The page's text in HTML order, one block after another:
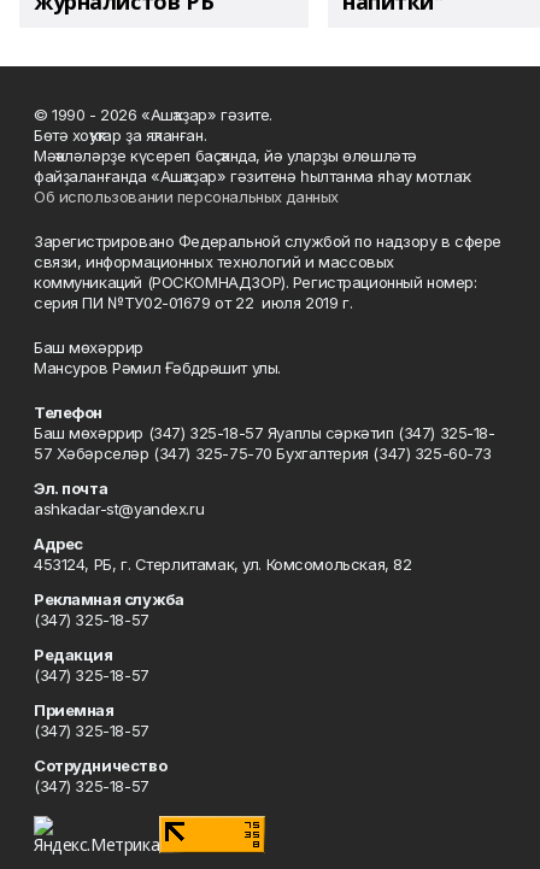
© 1990 - 2026 «Ашҡаҙар» гәзите.
Бөтә хоҡуҡтар ҙа яҡланған.
Мәҡәләләрҙе күсереп баҫҡанда, йә уларҙы өлөшләтә
файҙаланғанда «Ашҡаҙар» гәзитенә һылтанма яһау мотлаҡ.
Об использовании персональных данных
Зарегистрировано Федеральной службой по надзору в сфере
связи, информационных технологий и массовых
коммуникаций (РОСКОМНАДЗОР). Регистрационный номер:
серия ПИ №ТУ02-01679 от 22 июля 2019 г.
Баш мөхәррир
Мансуров Рәмил Ғәбдрәшит улы.
Телефон
Баш мөхәррир (347) 325-18-57 Яуаплы сәркәтип (347) 325-18-
57 Хәбәрселәр (347) 325-75-70 Бухгалтерия (347) 325-60-73
Эл. почта
ashkadar-st@yandex.ru
Адрес
453124, РБ, г. Стерлитамак, ул. Комсомольская, 82
Рекламная служба
(347) 325-18-57
Редакция
(347) 325-18-57
Приемная
(347) 325-18-57
Сотрудничество
(347) 325-18-57